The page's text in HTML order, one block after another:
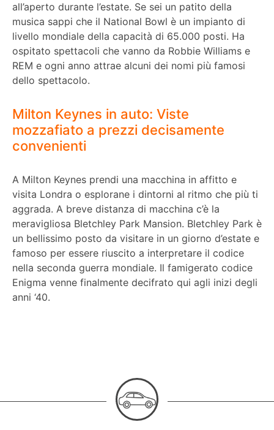
all’aperto durante l’estate. Se sei un patito della
musica sappi che il National Bowl è un impianto di
livello mondiale della capacità di 65.000 posti. Ha
ospitato spettacoli che vanno da Robbie Williams e
REM e ogni anno attrae alcuni dei nomi più famosi
dello spettacolo.
Milton Keynes in auto: Viste
mozzafiato a prezzi decisamente
convenienti
A Milton Keynes prendi una macchina in affitto e
visita Londra o esplorane i dintorni al ritmo che più ti
aggrada. A breve distanza di macchina c’è la
meravigliosa Bletchley Park Mansion. Bletchley Park è
un bellissimo posto da visitare in un giorno d’estate e
famoso per essere riuscito a interpretare il codice
nella seconda guerra mondiale. Il famigerato codice
Enigma venne finalmente decifrato qui agli inizi degli
anni ‘40.